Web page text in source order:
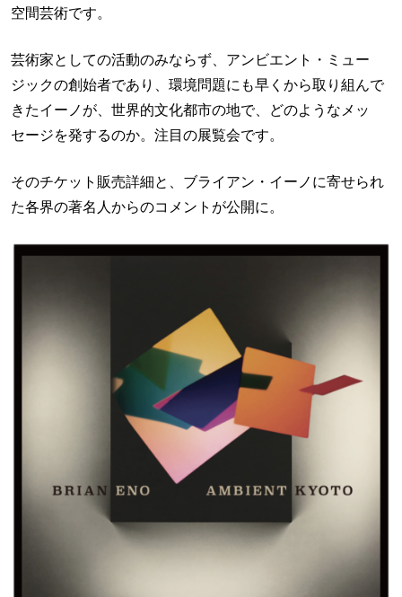
空間芸術です。
芸術家としての活動のみならず、アンビエント・ミュー
ジックの創始者であり、環境問題にも早くから取り組んで
きたイーノが、世界的文化都市の地で、どのようなメッ
セージを発するのか。注目の展覧会です。
そのチケット販売詳細と、ブライアン・イーノに寄せられ
た各界の著名人からのコメントが公開に。